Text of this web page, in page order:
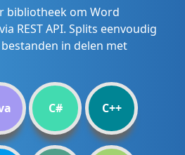
bibliotheek om Word
REST API. Splits eenvoudig
in delen met
C# C++